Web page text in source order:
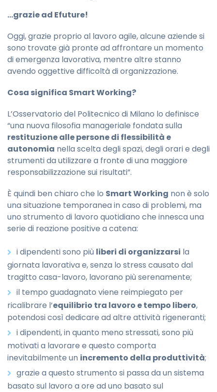
…grazie ad Efuture!
Oggi, grazie proprio al lavoro agile, alcune aziende si
sono trovate già pronte ad affrontare un momento
di emergenza lavorativa, mentre altre stanno
avendo oggettive difficoltà di organizzazione.
Cosa significa Smart Working?
L’Osservatorio del Politecnico di Milano lo definisce
“una nuova filosofia manageriale fondata sulla
restituzione alle persone di flessibilità e
autonomia nella scelta degli spazi, degli orari e degli
strumenti da utilizzare a fronte di una maggiore
responsabilizzazione sui risultati”.
È quindi ben chiaro che lo Smart Working non è solo
una situazione temporanea in caso di problemi, ma
uno strumento di lavoro quotidiano che innesca una
serie di reazione positive a catena:
i dipendenti sono più liberi di organizzarsi la
giornata lavorativa e, senza lo stress causato dal
tragitto casa-lavoro, lavorano più serenamente;
il tempo guadagnato viene reimpiegato per
ricalibrare l’equilibrio tra lavoro e tempo libero,
potendosi così dedicare ad altre attività rigeneranti;
i dipendenti, in quanto meno stressati, sono più
motivati a lavorare e questo comporta
inevitabilmente un incremento della produttività;
grazie a questo strumento si passa da un sistema
basato sul lavoro a ore ad uno basato sul